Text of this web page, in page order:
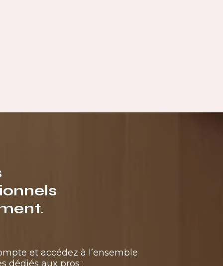
et accédez à l’ensemble
dédiés aux pros :